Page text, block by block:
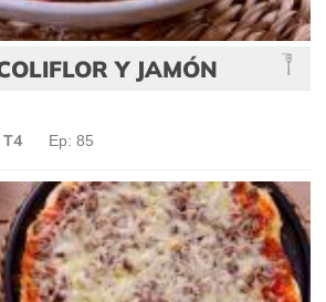
Y JAMÓN
Ep: 85